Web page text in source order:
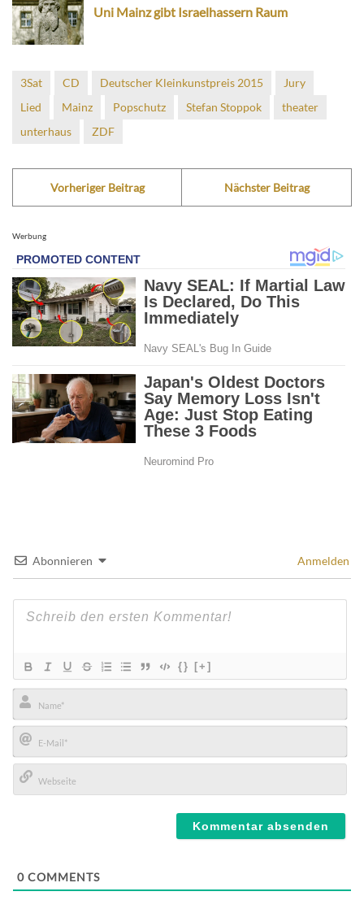
Uni Mainz gibt Israelhassern Raum
3Sat CD Deutscher Kleinkunstpreis 2015
Jury
Lied
Mainz Popschutz Stefan Stoppok
theater
unterhaus
ZDF
Vorheriger Beitrag Nächster Beitrag
Werbung
Abonnieren Anmelden
{} [+]
Name*
E-
Mail*
0 COMMENTS